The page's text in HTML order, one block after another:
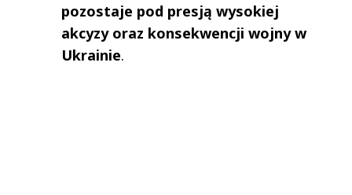
pozostaje pod presją wysokiej
akcyzy oraz konsekwencji wojny w
Ukrainie.